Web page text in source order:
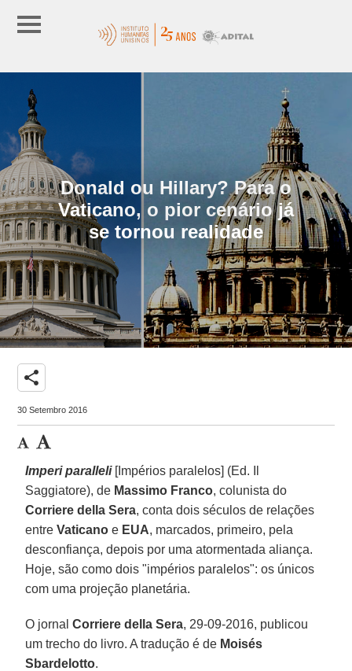
Donald ou Hillary? Para o
Vaticano, o pior cenário já
se tornou realidade
share
30 Setembro 2016
Imperi paralleli [Impérios paralelos] (Ed. Il
Saggiatore), de Massimo Franco, colunista do
Corriere della Sera, conta dois séculos de relações
entreVaticano e EUA, marcados, primeiro, pela
desconfiança, depois por uma atormentada aliança.
Hoje, são como dois "impérios paralelos": os únicos
com uma projeção planetária.
O jornalCorriere della Sera, 29-09-2016, publicou
um trecho do livro. A tradução é de Moisés
Sbardelotto.